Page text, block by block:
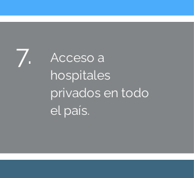
7.
Acceso a
hospitales
privados en todo
el país.